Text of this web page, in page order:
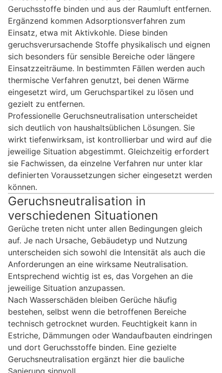
Geruchsstoffe binden und aus der Raumluft entfernen.
Ergänzend kommen Adsorptionsverfahren zum
Einsatz, etwa mit Aktivkohle. Diese binden
geruchsverursachende Stoffe physikalisch und eignen
sich besonders für sensible Bereiche oder längere
Einsatzzeiträume. In bestimmten Fällen werden auch
thermische Verfahren genutzt, bei denen Wärme
eingesetzt wird, um Geruchspartikel zu lösen und
gezielt zu entfernen.
Professionelle Geruchsneutralisation unterscheidet
sich deutlich von haushaltsüblichen Lösungen. Sie
wirkt tiefenwirksam, ist kontrollierbar und wird auf die
jeweilige Situation abgestimmt. Gleichzeitig erfordert
sie Fachwissen, da einzelne Verfahren nur unter klar
definierten Voraussetzungen sicher eingesetzt werden
können.
Geruchsneutralisation in
verschiedenen Situationen
Gerüche treten nicht unter allen Bedingungen gleich
auf. Je nach Ursache, Gebäudetyp und Nutzung
unterscheiden sich sowohl die Intensität als auch die
Anforderungen an eine wirksame Neutralisation.
Entsprechend wichtig ist es, das Vorgehen an die
jeweilige Situation anzupassen.
Nach Wasserschäden bleiben Gerüche häufig
bestehen, selbst wenn die betroffenen Bereiche
technisch getrocknet wurden. Feuchtigkeit kann in
Estriche, Dämmungen oder Wandaufbauten eindringen
und dort Geruchsstoffe binden. Eine gezielte
Geruchsneutralisation ergänzt hier die bauliche
Sanierung sinnvoll.